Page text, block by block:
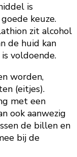
is
keuze.
zit alcohol
de huid kan
voldoende.
worden,
(eitjes).
met een
ook aanwezig
de billen en
bij de